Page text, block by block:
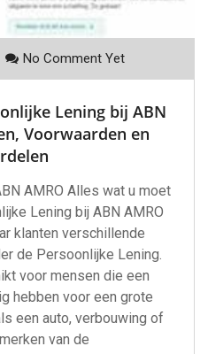
No Comment Yet
Lening bij ABN
Voorwaarden en
AMRO Alles wat u moet
Lening bij ABN AMRO
klanten verschillende
de Persoonlijke Lening.
voor mensen die een
hebben voor een grote
een auto, verbouwing of
van de